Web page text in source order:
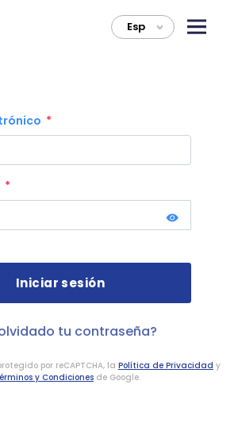
Esp >
tu contraseña?
por reCAPTCHA, la Política de Privacidad y
y Condiciones de Google.